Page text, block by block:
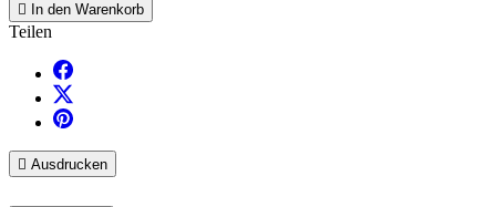

In den Warenkorb
Teilen
 Ausdrucken